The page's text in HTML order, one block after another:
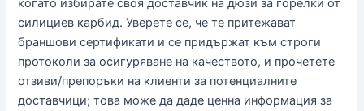
когато избирате своя доставчик на дюзи за горелки от
силициев карбид. Уверете се, че те притежават
браншови сертификати и се придържат към строги
протоколи за осигуряване на качеството, и прочетете
отзиви/препоръки на клиенти за потенциалните
доставчици; това може да даде ценна информация за